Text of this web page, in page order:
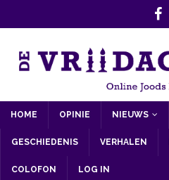
HOME OPINIE NIEUWS
GESCHIEDENIS VERHALEN
COLOFON LOG IN